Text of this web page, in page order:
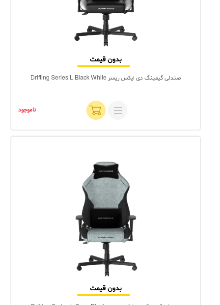
بدون قیمت
صندلی گیمینگ دی ایکس ریسر Drifting Series L Black White
ناموجود
بدون قیمت